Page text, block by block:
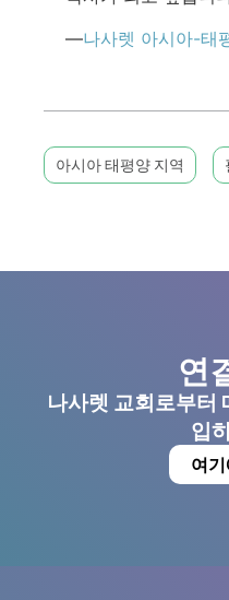
—나사렛 아시아-태
아시아 태평양 지역
연
나사렛 교회로부터
입
여기